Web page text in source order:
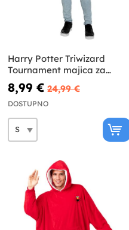
Harry Potter Triwizard
Tournament majica za
odrasle Harry Potter
8,99 € 24,99 €
DOSTUPNO